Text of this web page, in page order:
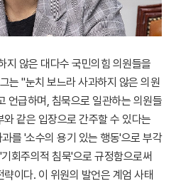
지 않은 대다수 국민의힘 의원들을
는 "눈치 보느라 사과하지 않은 의원
언급하며, 침묵으로 일관하는 의원들
같은 입장으로 간주할 수 있다는
를 '소수의 용기 있는 행동'으로 부각
회주의적 침묵'으로 규정함으로써
이다. 이 위원의 발언은 계엄 사태